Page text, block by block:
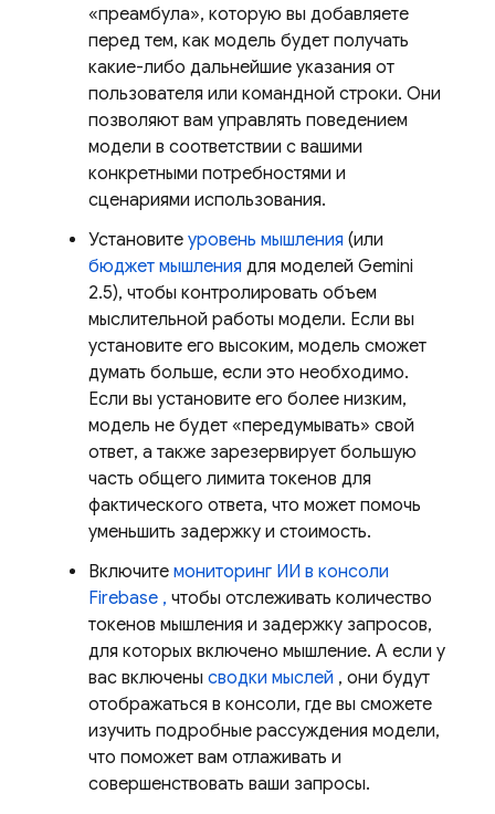
«преамбула», которую вы добавляете
перед тем, как модель будет получать
какие-либо дальнейшие указания от
пользователя или командной строки. Они
позволяют вам управлять поведением
модели в соответствии с вашими
конкретными потребностями и
сценариями использования.
Установите уровень мышления (или
бюджет мышления для моделей Gemini
2.5), чтобы контролировать объем
мыслительной работы модели. Если вы
установите его высоким, модель сможет
думать больше, если это необходимо.
Если вы установите его более низким,
модель не будет «передумывать» свой
ответ, а также зарезервирует большую
часть общего лимита токенов для
фактического ответа, что может помочь
уменьшить задержку и стоимость.
Включите мониторинг ИИ в консоли
Firebase , чтобы отслеживать количество
токенов мышления и задержку запросов,
для которых включено мышление. А если у
вас включены сводки мыслей , они будут
отображаться в консоли, где вы сможете
изучить подробные рассуждения модели,
что поможет вам отлаживать и
совершенствовать ваши запросы.